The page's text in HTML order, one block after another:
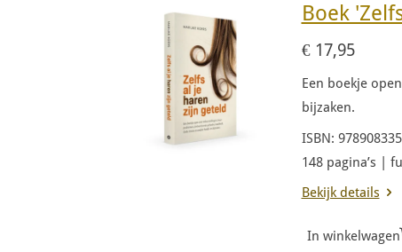
Boek
€ 17,95
Een boekje
bijzaken.
ISBN:
148 pagina’s |
Bekijk details
In winkelwagen